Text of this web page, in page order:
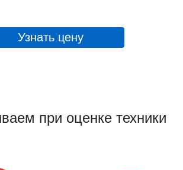
Узнать цену
при оценке техники